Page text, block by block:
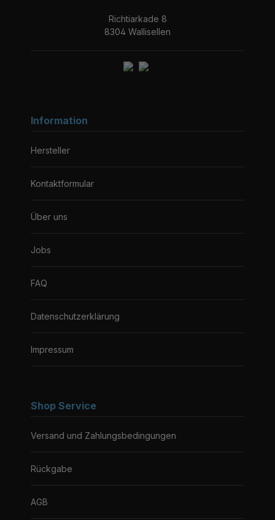
Richtiarkade 8
8304 Wallisellen
Information
Hersteller
Kontaktformular
Über uns
Jobs
FAQ
Datenschutzerklärung
Impressum
Shop Service
Versand und Zahlungsbedingungen
Rückgabe
AGB